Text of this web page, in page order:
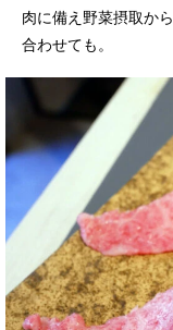
肉に備え野菜摂取か
合わせても。